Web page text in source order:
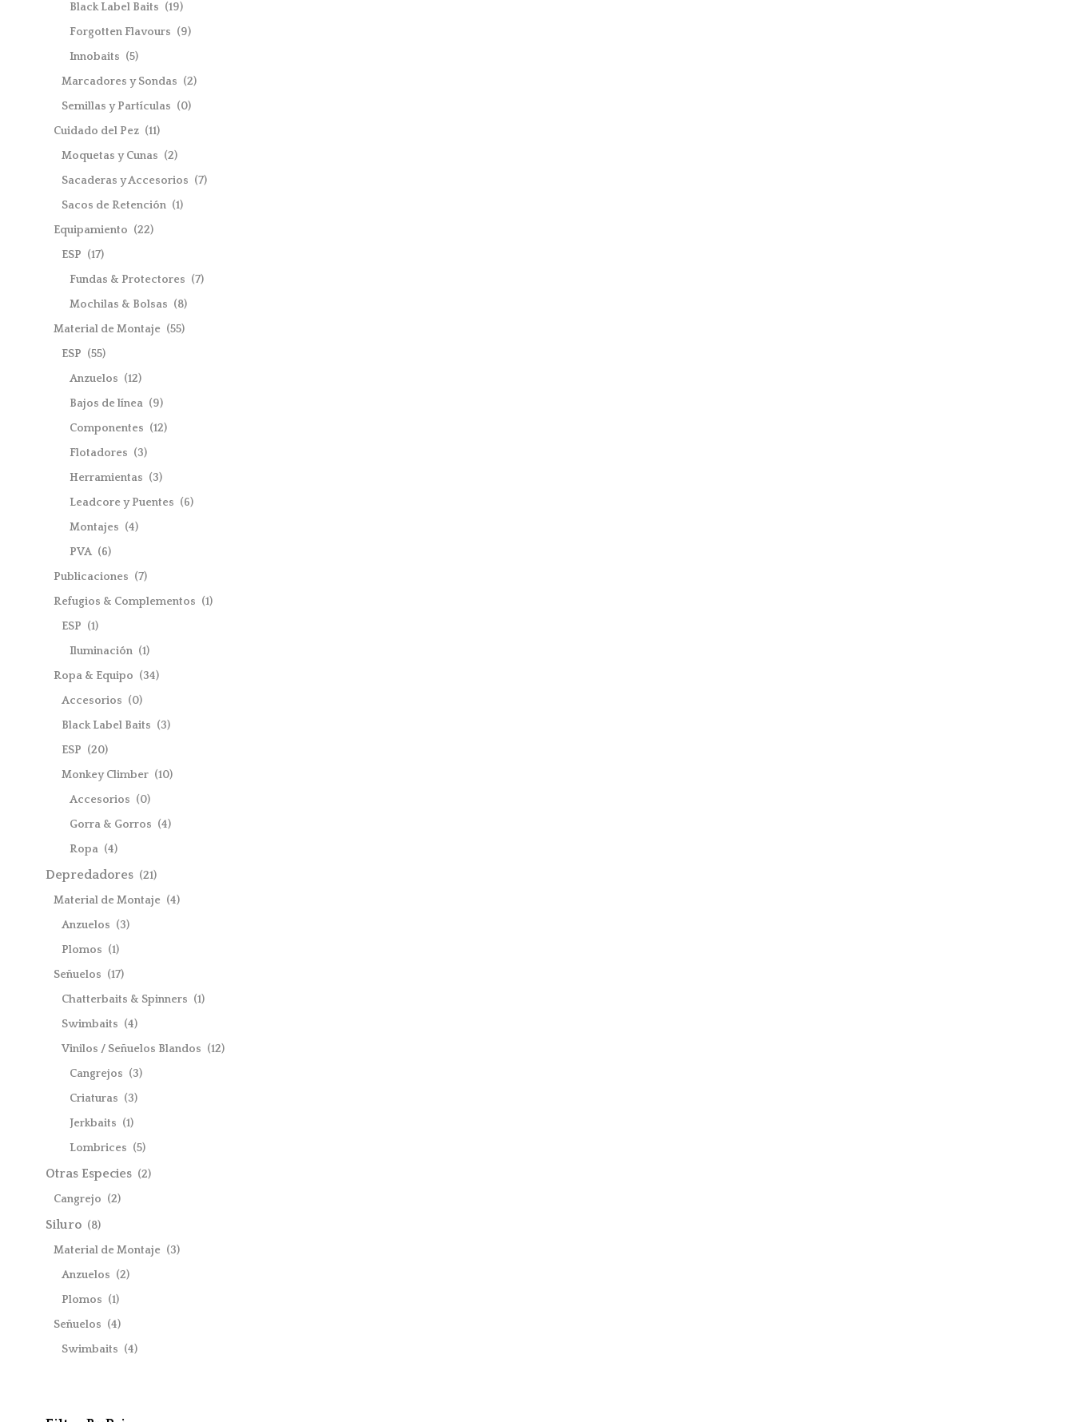
Black Label Baits (19)
Forgotten Flavours (9)
Innobaits (5)
Marcadores y Sondas (2)
Semillas y Partículas (0)
Cuidado del Pez (11)
Moquetas y Cunas (2)
Sacaderas y Accesorios (7)
Sacos de Retención (1)
Equipamiento (22)
ESP (17)
Fundas & Protectores (7)
Mochilas & Bolsas (8)
Material de Montaje (55)
ESP (55)
Anzuelos (12)
Bajos de línea (9)
Componentes (12)
Flotadores (3)
Herramientas (3)
Leadcore y Puentes (6)
Montajes (4)
PVA (6)
Publicaciones (7)
Refugios & Complementos (1)
ESP (1)
Iluminación (1)
Ropa & Equipo (34)
Accesorios (0)
Black Label Baits (3)
ESP (20)
Monkey Climber (10)
Accesorios (0)
Gorra & Gorros (4)
Ropa (4)
Depredadores (21)
Material de Montaje (4)
Anzuelos (3)
Plomos (1)
Señuelos (17)
Chatterbaits & Spinners (1)
Swimbaits (4)
Vinilos / Señuelos Blandos (12)
Cangrejos (3)
Criaturas (3)
Jerkbaits (1)
Lombrices (5)
Otras Especies (2)
Cangrejo (2)
Siluro (8)
Material de Montaje (3)
Anzuelos (2)
Plomos (1)
Señuelos (4)
Swimbaits (4)